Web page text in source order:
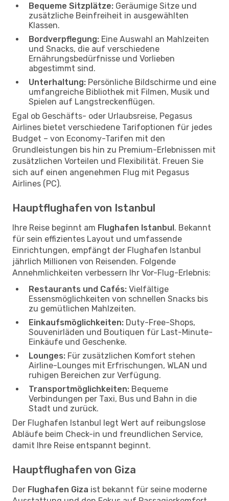
Bequeme Sitzplätze: Geräumige Sitze und
zusätzliche Beinfreiheit in ausgewählten
Klassen.
Bordverpflegung: Eine Auswahl an Mahlzeiten
und Snacks, die auf verschiedene
Ernährungsbedürfnisse und Vorlieben
abgestimmt sind.
Unterhaltung: Persönliche Bildschirme und eine
umfangreiche Bibliothek mit Filmen, Musik und
Spielen auf Langstreckenflügen.
Egal ob Geschäfts- oder Urlaubsreise, Pegasus
Airlines bietet verschiedene Tarifoptionen für jedes
Budget – von Economy-Tarifen mit den
Grundleistungen bis hin zu Premium-Erlebnissen mit
zusätzlichen Vorteilen und Flexibilität. Freuen Sie
sich auf einen angenehmen Flug mit Pegasus
Airlines (PC).
Hauptflughafen von Istanbul
Ihre Reise beginnt am Flughafen Istanbul. Bekannt
für sein effizientes Layout und umfassende
Einrichtungen, empfängt der Flughafen Istanbul
jährlich Millionen von Reisenden. Folgende
Annehmlichkeiten verbessern Ihr Vor-Flug-Erlebnis:
Restaurants und Cafés: Vielfältige
Essensmöglichkeiten von schnellen Snacks bis
zu gemütlichen Mahlzeiten.
Einkaufsmöglichkeiten: Duty-Free-Shops,
Souvenirläden und Boutiquen für Last-Minute-
Einkäufe und Geschenke.
Lounges: Für zusätzlichen Komfort stehen
Airline-Lounges mit Erfrischungen, WLAN und
ruhigen Bereichen zur Verfügung.
Transportmöglichkeiten: Bequeme
Verbindungen per Taxi, Bus und Bahn in die
Stadt und zurück.
Der Flughafen Istanbul legt Wert auf reibungslose
Abläufe beim Check-in und freundlichen Service,
damit Ihre Reise entspannt beginnt.
Hauptflughafen von Giza
Der Flughafen Giza ist bekannt für seine moderne